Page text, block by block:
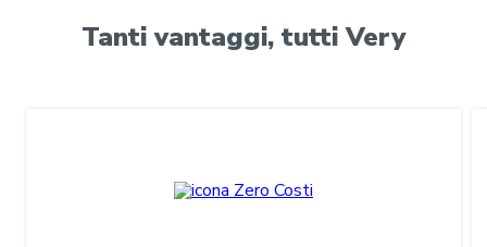
Tanti vantaggi, tutti Very